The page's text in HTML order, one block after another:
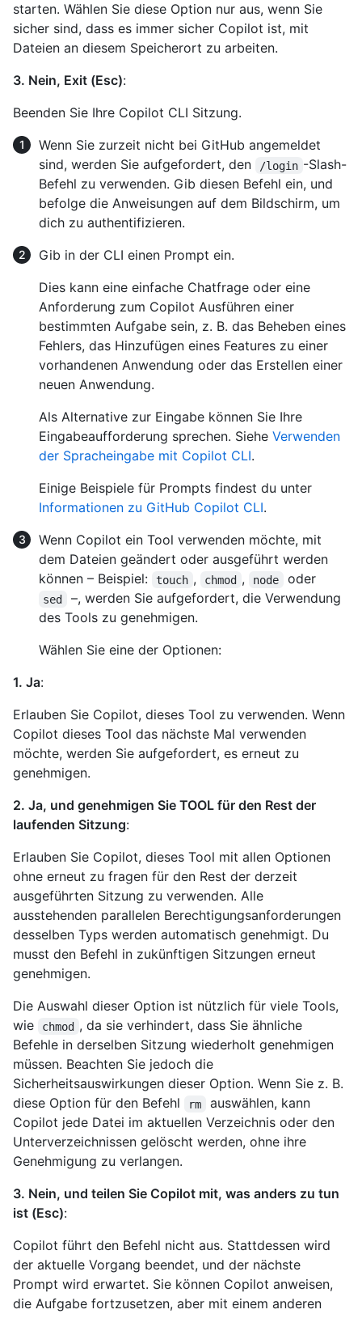
starten. Wählen Sie diese Option nur aus, wenn Sie
sicher sind, dass es immer sicher Copilot ist, mit
Dateien an diesem Speicherort zu arbeiten.
3. Nein, Exit (Esc):
Beenden Sie Ihre Copilot CLI Sitzung.
Wenn Sie zurzeit nicht bei GitHub angemeldet
sind, werden Sie aufgefordert, den
/login -Slash-
Befehl zu verwenden. Gib diesen Befehl ein, und
befolge die Anweisungen auf dem Bildschirm, um
dich zu authentifizieren.
Gib in der CLI einen Prompt ein.
Dies kann eine einfache Chatfrage oder eine
Anforderung zum Copilot Ausführen einer
bestimmten Aufgabe sein, z. B. das Beheben eines
Fehlers, das Hinzufügen eines Features zu einer
vorhandenen Anwendung oder das Erstellen einer
neuen Anwendung.
Als Alternative zur Eingabe können Sie Ihre
Eingabeaufforderung sprechen. Siehe Verwenden
der Spracheingabe mit Copilot CLI.
Einige Beispiele für Prompts findest du unter
Informationen zu GitHub Copilot CLI.
Wenn Copilot ein Tool verwenden möchte, mit
dem Dateien geändert oder ausgeführt werden
können – Beispiel:
touch , chmod , node oder
sed
–, werden Sie aufgefordert, die Verwendung
des Tools zu genehmigen.
Wählen Sie eine der Optionen:
1. Ja:
Erlauben Sie Copilot, dieses Tool zu verwenden. Wenn
Copilot dieses Tool das nächste Mal verwenden
möchte, werden Sie aufgefordert, es erneut zu
genehmigen.
2. Ja, und genehmigen Sie TOOL für den Rest der
laufenden Sitzung:
Erlauben Sie Copilot, dieses Tool mit allen Optionen
ohne erneut zu fragen für den Rest der derzeit
ausgeführten Sitzung zu verwenden. Alle
ausstehenden parallelen Berechtigungsanforderungen
desselben Typs werden automatisch genehmigt. Du
musst den Befehl in zukünftigen Sitzungen erneut
genehmigen.
Die Auswahl dieser Option ist nützlich für viele Tools,
wie
chmod , da sie verhindert, dass Sie ähnliche
Befehle in derselben Sitzung wiederholt genehmigen
müssen. Beachten Sie jedoch die
Sicherheitsauswirkungen dieser Option. Wenn Sie z. B.
diese Option für den Befehl
rm
auswählen, kann
Copilot jede Datei im aktuellen Verzeichnis oder den
Unterverzeichnissen gelöscht werden, ohne ihre
Genehmigung zu verlangen.
3. Nein, und teilen Sie Copilot mit, was anders zu tun
ist (Esc):
Copilot führt den Befehl nicht aus. Stattdessen wird
der aktuelle Vorgang beendet, und der nächste
Prompt wird erwartet. Sie können Copilot anweisen,
die Aufgabe fortzusetzen, aber mit einem anderen